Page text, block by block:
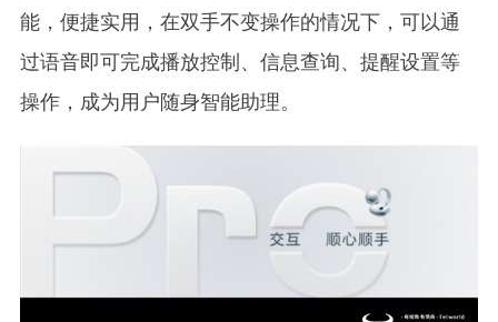
能，便捷实用，在双手不变操作的情况下，可以通
过语音即可完成播放控制、信息查询、提醒设置等
操作，成为用户随身智能助理。